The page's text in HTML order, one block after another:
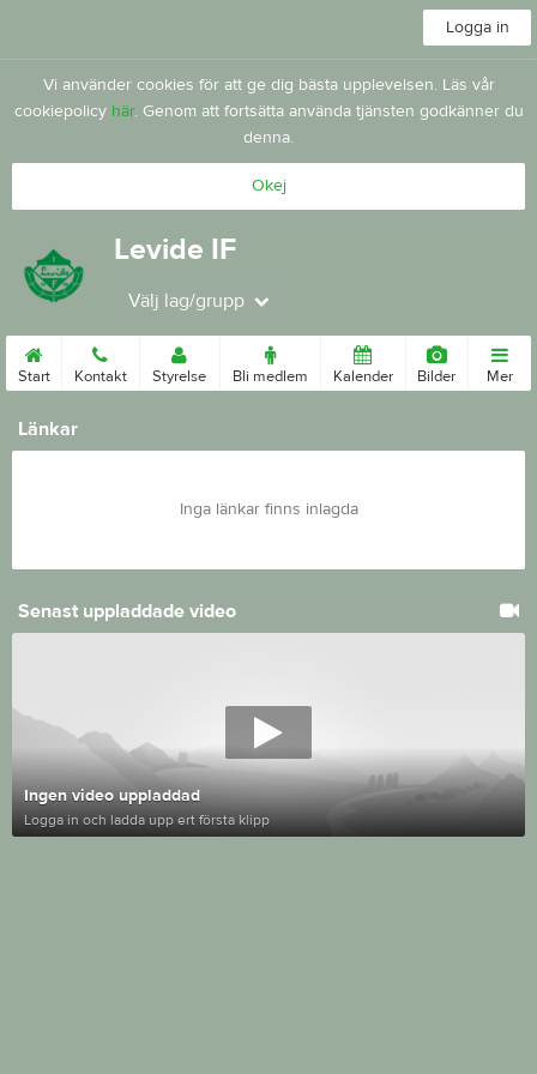
Logga in
Vi använder cookies för att ge dig bästa upplevelsen. Läs vår
cookiepolicy här. Genom att fortsätta använda tjänsten godkänner du
denna.
Okej
Levide IF
Välj lag/grupp
Start Kontakt Styrelse Bli medlem Kalender Bilder Mer
Länkar
Inga länkar finns inlagda
Senast uppladdade video
Ingen video uppladdad
Logga in och ladda upp ert första klipp